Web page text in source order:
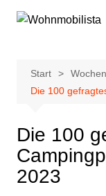
Inhalt
Start
Die 100
Die 100
2023